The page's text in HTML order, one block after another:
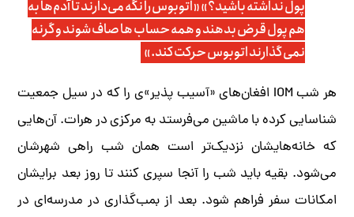
پول نداشته باشید؟» «اتوبوس را نگه می‌دارند تا آدم‌ها به
هم پول قرض بدهند و همه حساب ها صاف شوند و گرنه
نمی گذارند اتوبوس حرکت کند.»
هر شب IOM افغان‌های «آسیب پذیر»ی را که در سیل جمعیت
شناسایی کرده با ماشین می‌فرستد به مرکزی در هرات. آن‌هایی
که خانه‌هایشان نزدیک‌تر است همان شب راهی شهرشان
می‌شود. بقیه باید شب را آنجا سپری کنند تا روز بعد برایشان
امکانات سفر فراهم شود. بعد از بمب‌گذاری در مدرسه‌ای در